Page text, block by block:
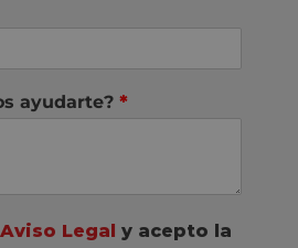
ayudarte? *
Aviso Legal y acepto la